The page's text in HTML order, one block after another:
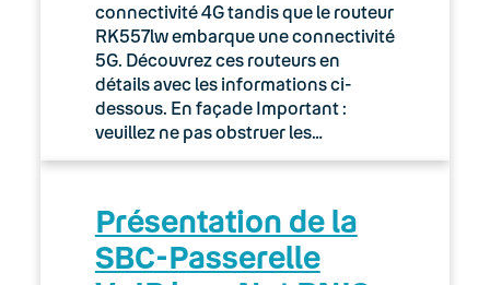
connectivité 4G tandis que le routeur
RK557lw embarque une connectivité
5G. Découvrez ces routeurs en
détails avec les informations ci-
dessous. En façade Important :
veuillez ne pas obstruer les…
Présentation de la
SBC-Passerelle